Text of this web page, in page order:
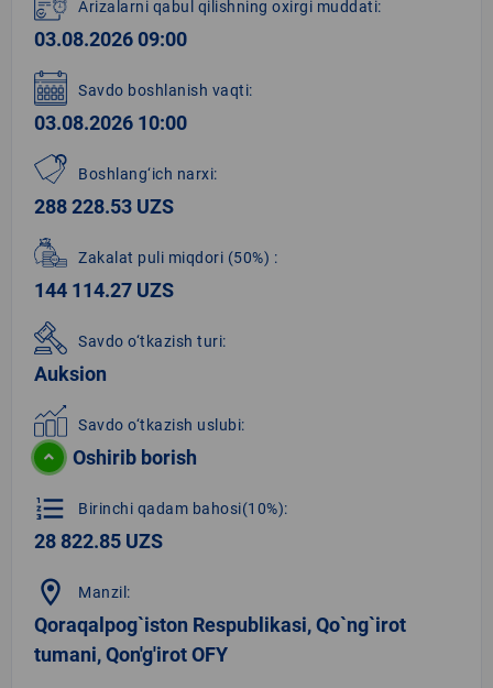
of
3
Arizalarni qabul qilishning oxirgi muddati:
03.08.2026 09:00
Savdo boshlanish vaqti:
03.08.2026 10:00
Boshlang‘ich narxi:
288 228.53 UZS
Zakalat puli miqdori (50%) :
144 114.27 UZS
Savdo o‘tkazish turi:
Auksion
Savdo o‘tkazish uslubi:
Oshirib borish
format_list_numbered Birinchi qadam bahosi(10%):
28 822.85 UZS
location_on Manzil:
Qoraqalpog`iston Respublikasi, Qo`ng`irot
tumani, Qon'g'irot OFY